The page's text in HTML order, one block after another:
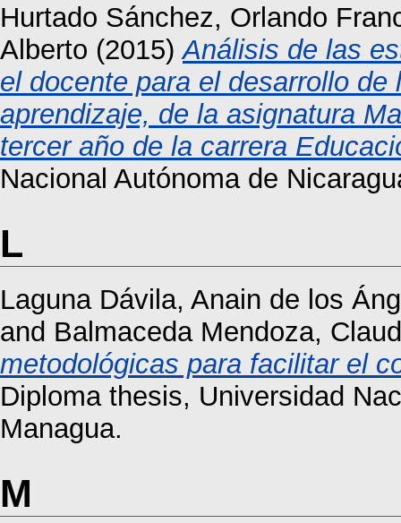
Hurtado Sánchez, Orlando
Alberto (2015)Análisis de las
el docente para el desarrollo
aprendizaje, de la asignatura
tercer año de la carrera
Nacional Autónoma de
L
Laguna Dávila, Anain de los
and Balmaceda Mendoza,
metodológicas para facilitar el
Diploma thesis, Universidad
Managua.
M